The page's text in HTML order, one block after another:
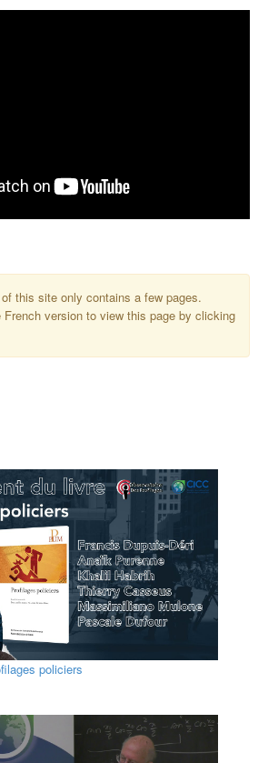
this site only contains a few pages.
version to view this page by clicking
policiers